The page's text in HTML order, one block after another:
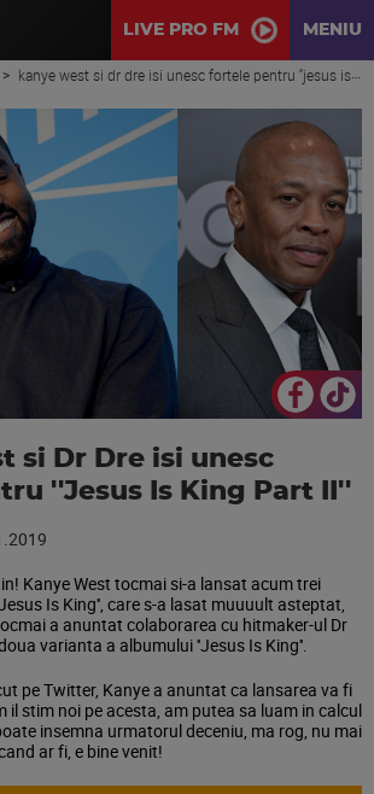
LIVE PRO FM MENIU
kanye west si dr dre isi unesc fortele pentru ''jesus is king part ii''
si Dr Dre isi unesc
''Jesus Is King Part II''
Kanye West tocmai si-a lansat acum trei
Is King'', care s-a lasat muuuult asteptat,
a anuntat colaborarea cu hitmaker-ul Dr
varianta a albumului ''Jesus Is King''.
pe Twitter, Kanye a anuntat ca lansarea va fi
il stim noi pe acesta, am putea sa luam in calcul
insemna urmatorul deceniu, ma rog, nu mai
ar fi, e bine venit!